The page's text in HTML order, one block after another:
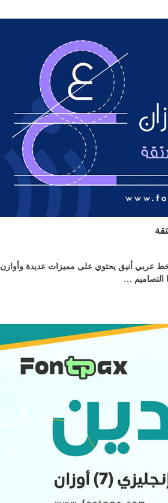
عربي أنيق يحتوي على مميزات عديدة وأوازن
التصاميم …